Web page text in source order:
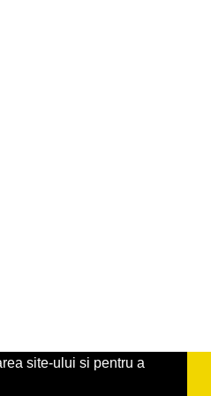
site-ului si pentru a